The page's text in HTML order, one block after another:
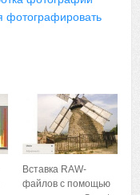
фотографировать
Вставка RAW-
файлов с помощью